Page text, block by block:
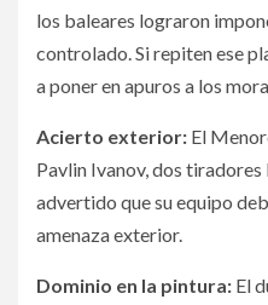
los baleares lograron
controlado. Si repiten ese
a poner en apuros a los
Acierto exterior: El
Pavlin Ivanov, dos
advertido que su equipo
amenaza exterior.
Dominio en la pintura: El